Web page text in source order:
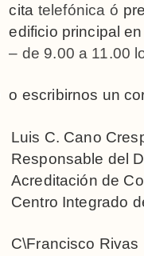
cita telefónica ó
edificio principal
– de 9.00 a 11.00
o escribirnos un
Luis C. Cano
Responsable del
Acreditación de
Centro Integrado
C\Francisco Rivas